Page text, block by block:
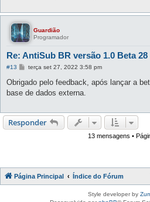
Guardião
Programador
Re: AntiSub BR versão 1.0 Beta 28
#13
M
n
a
m
terça set 27, 2022 3:58 pm
Obrigado pelo feedback, após lançar a
base de dados externa.
Responder
13 mensagens •
Página Principal Índice do Fórum
Style developer by